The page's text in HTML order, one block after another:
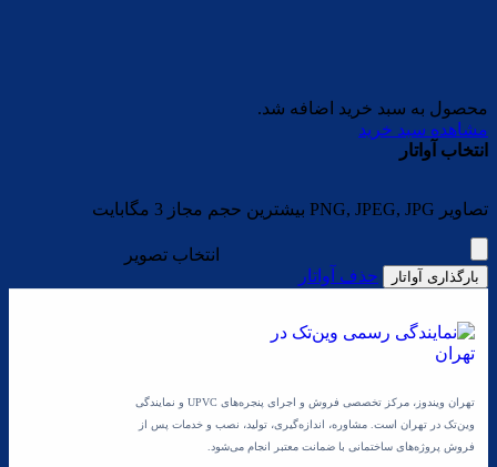
محصول به سبد خرید اضافه شد.
مشاهده سبد خرید
انتخاب آواتار
تصاویر PNG, JPEG, JPG بیشترین حجم مجاز 3 مگابایت
انتخاب تصویر
بارگذاری آواتار حذف آواتار
تهران ویندوز، مرکز تخصصی فروش و اجرای پنجره‌های UPVC و نمایندگی
وین‌تک در تهران است. مشاوره، اندازه‌گیری، تولید، نصب و خدمات پس از
فروش پروژه‌های ساختمانی با ضمانت معتبر انجام می‌شود.